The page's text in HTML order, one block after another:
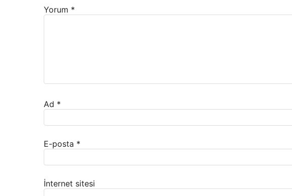
Yorum *
Ad *
E-posta *
İnternet sitesi